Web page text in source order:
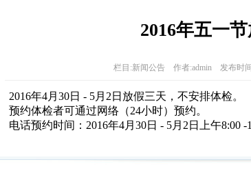
2016年五一
栏目:新闻公告 作者:admin 发布时
2016年4月30日 - 5月2日放假三天，不安排体检。
预约体检者可通过网络（24小时）预约。
电话预约时间：2016年4月30日 - 5月2日上午8:00 -